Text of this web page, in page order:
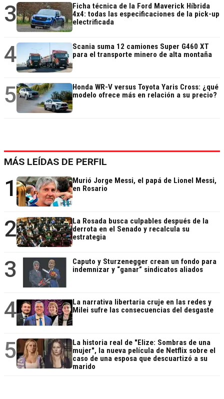
3
Ficha técnica de la Ford Maverick Híbrida
4x4: todas las especificaciones de la pick-up
electrificada
4
Scania suma 12 camiones Super G460 XT
para el transporte minero de alta montaña
5
Honda WR-V versus Toyota Yaris Cross: ¿qué
modelo ofrece más en relación a su precio?
MÁS LEÍDAS DE PERFIL
1
Murió Jorge Messi, el papá de Lionel Messi,
en Rosario
2
La Rosada busca culpables después de la
derrota en el Senado y recalcula su
estrategia
3
Caputo y Sturzenegger crean un fondo para
indemnizar y “ganar” sindicatos aliados
4
La narrativa libertaria cruje en las redes y
Milei sufre las consecuencias del desgaste
5
La historia real de "Elize: Sombras de una
mujer", la nueva película de Netflix sobre el
caso de una esposa que descuartizó a su
marido